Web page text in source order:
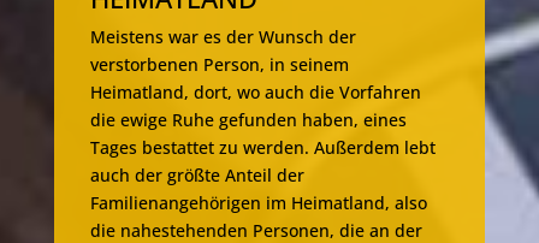
Meistens war es der Wunsch der
verstorbenen Person, in seinem
Heimatland, dort, wo auch die Vorfahren
die ewige Ruhe gefunden haben, eines
Tages bestattet zu werden. Außerdem lebt
auch der größte Anteil der
Familienangehörigen im Heimatland, also
die nahestehenden Personen, die an der